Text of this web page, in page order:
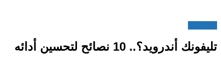
تليفونك أندرويد؟.. 10 نصائح لتحسين أدائه